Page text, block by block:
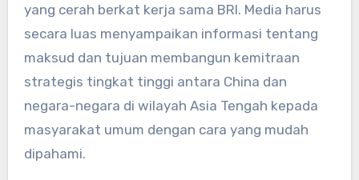
yang cerah berkat kerja sama BRI. Media harus
secara luas menyampaikan informasi tentang
maksud dan tujuan membangun kemitraan
strategis tingkat tinggi antara China dan
negara-negara di wilayah Asia Tengah kepada
masyarakat umum dengan cara yang mudah
dipahami.